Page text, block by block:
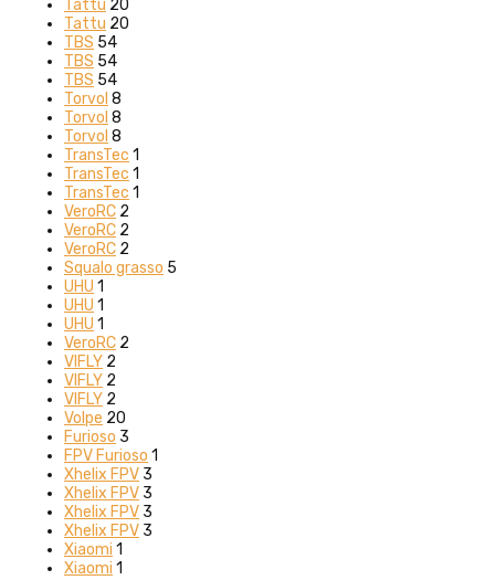
Tattu 20
Tattu 20
TBS 54
TBS 54
TBS 54
Torvol 8
Torvol 8
Torvol 8
TransTec 1
TransTec 1
TransTec 1
VeroRC 2
VeroRC 2
VeroRC 2
Squalo grasso 5
UHU 1
UHU 1
UHU 1
VeroRC 2
VIFLY 2
VIFLY 2
VIFLY 2
Volpe 20
Furioso 3
FPV Furioso 1
Xhelix FPV 3
Xhelix FPV 3
Xhelix FPV 3
Xhelix FPV 3
Xiaomi 1
Xiaomi 1